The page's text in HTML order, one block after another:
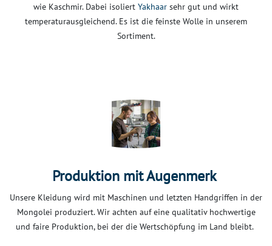
wie Kaschmir. Dabei isoliert Yakhaar sehr gut und wirkt
temperaturausgleichend. Es ist die feinste Wolle in unserem
Sortiment.
Produktion mit Augenmerk
Unsere Kleidung wird mit Maschinen und letzten Handgriffen in der
Mongolei produziert. Wir achten auf eine qualitativ hochwertige
und faire Produktion, bei der die Wertschöpfung im Land bleibt.